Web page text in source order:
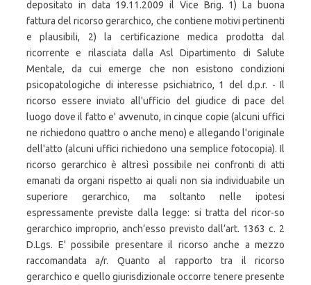
depositato in data 19.11.2009 il Vice Brig. 1) La buona
fattura del ricorso gerarchico, che contiene motivi pertinenti
e plausibili, 2) la certificazione medica prodotta dal
ricorrente e rilasciata dalla Asl Dipartimento di Salute
Mentale, da cui emerge che non esistono condizioni
psicopatologiche di interesse psichiatrico, 1 del d.p.r. - Il
ricorso essere inviato all'ufficio del giudice di pace del
luogo dove il fatto e' avvenuto, in cinque copie (alcuni uffici
ne richiedono quattro o anche meno) e allegando l'originale
dell'atto (alcuni uffici richiedono una semplice fotocopia). Il
ricorso gerarchico è altresì possibile nei confronti di atti
emanati da organi rispetto ai quali non sia individuabile un
superiore gerarchico, ma soltanto nelle ipotesi
espressamente previste dalla legge: si tratta del ricor-so
gerarchico improprio, anch’esso previsto dall’art. 1363 c. 2
D.Lgs. E' possibile presentare il ricorso anche a mezzo
raccomandata a/r. Quanto al rapporto tra il ricorso
gerarchico e quello giurisdizionale occorre tenere presente